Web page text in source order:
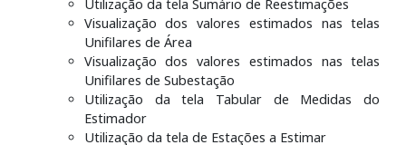
Utilização da tela Sumário de Reestimações
Visualização dos valores estimados nas telas
Unifilares de Área
Visualização dos valores estimados nas telas
Unifilares de Subestação
Utilização da tela Tabular de Medidas do
Estimador
Utilização da tela de Estações a Estimar